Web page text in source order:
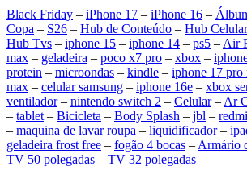
Black Friday – iPhone 17 – iPhone 16 –
Copa – S26 – Hub de Conteúdo – Hub
Hub Tvs – iphone 15 – iphone 14 – ps5 – Air
max – geladeira – poco x7 pro – xbox –
protein – microondas – kindle – iphone 17 pro
max – celular samsung – iphone 16e – xbox
ventilador– nintendo switch 2 – Celular– Ar
– tablet – Bicicleta – Body Splash – jbl –
– maquina de lavar roupa – liquidificador–
geladeira frost free – fogão 4 bocas – Armário
TV 50 polegadas – TV 32 polegadas